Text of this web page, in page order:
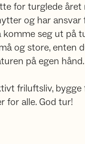
for turglede
og har
seg ut på
og store, enten
på egen hånd.
friluftsliv,
for alle. God tur!